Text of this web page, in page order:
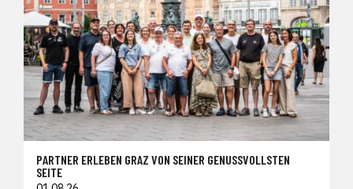
PARTNER ERLEBEN GRAZ VON SEINER GENUSSVOLLSTEN
SEITE